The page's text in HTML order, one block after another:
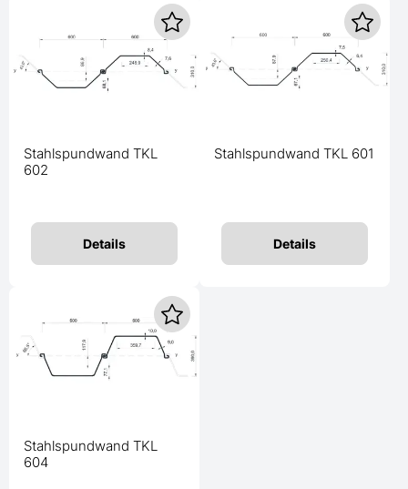
Stahlspundwand TKL
602
Details
Stahlspundwand TKL 601
Details
Stahlspundwand TKL
604